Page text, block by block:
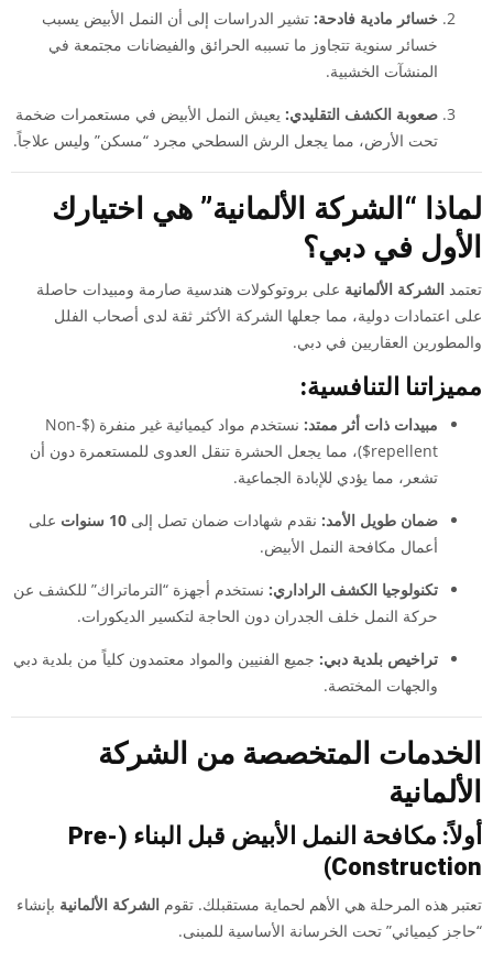
خسائر مادية فادحة: تشير الدراسات إلى أن النمل الأبيض يسبب
خسائر سنوية تتجاوز ما تسببه الحرائق والفيضانات مجتمعة في
المنشآت الخشبية.
صعوبة الكشف التقليدي: يعيش النمل الأبيض في مستعمرات ضخمة
تحت الأرض، مما يجعل الرش السطحي مجرد “مسكن” وليس علاجاً.
لماذا “الشركة الألمانية” هي اختيارك
الأول في دبي؟
تعتمد الشركة الألمانية على بروتوكولات هندسية صارمة ومبيدات حاصلة
على اعتمادات دولية، مما جعلها الشركة الأكثر ثقة لدى أصحاب الفلل
والمطورين العقاريين في دبي.
مميزاتنا التنافسية:
مبيدات ذات أثر ممتد: نستخدم مواد كيميائية غير منفرة ( $Non-
repellent$ )، مما يجعل الحشرة تنقل العدوى للمستعمرة دون أن
تشعر، مما يؤدي للإبادة الجماعية.
ضمان طويل الأمد: نقدم شهادات ضمان تصل إلى 10 سنوات
على
أعمال مكافحة النمل الأبيض.
تكنولوجيا الكشف الراداري: نستخدم أجهزة “الترماتراك” للكشف عن
حركة النمل خلف الجدران دون الحاجة لتكسير الديكورات.
تراخيص بلدية دبي: جميع الفنيين والمواد معتمدون كلياً من بلدية دبي
والجهات المختصة.
الخدمات المتخصصة من الشركة
الألمانية
أولاً: مكافحة النمل الأبيض قبل البناء (Pre-
Construction)
تعتبر هذه المرحلة هي الأهم لحماية مستقبلك. تقوم الشركة الألمانية بإنشاء
“حاجز كيميائي” تحت الخرسانة الأساسية للمبنى.